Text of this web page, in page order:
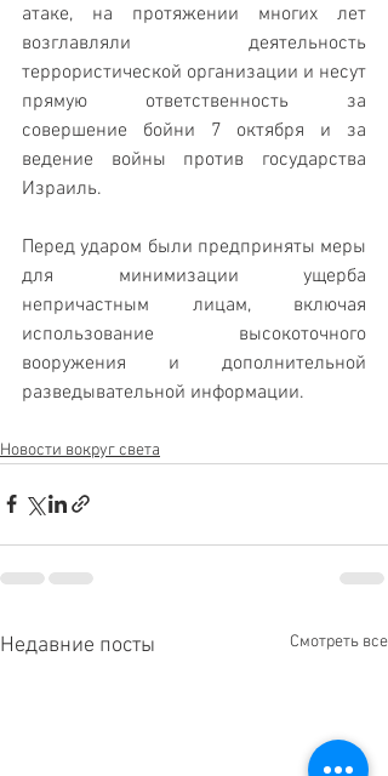
атаке, на протяжении многих лет
возглавляли деятельность
террористической организации и несут
прямую ответственность за
совершение бойни 7 октября и за
ведение войны против государства
Израиль.
Перед ударом были предприняты меры
для минимизации ущерба
непричастным лицам, включая
использование высокоточного
вооружения и дополнительной
разведывательной информации.
Новости вокруг света
Недавние посты Смотреть все